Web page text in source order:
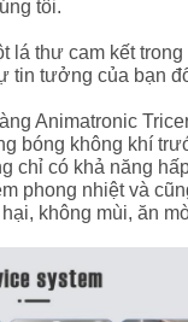
tôi.
lá thư cam kết
tin tưởng của bạn
Animatronic
bóng không khí
chỉ có khả năng
phong nhiệt và
không mùi, ăn